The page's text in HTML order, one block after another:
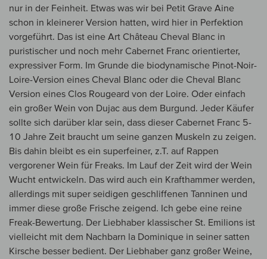
nur in der Feinheit. Etwas was wir bei Petit Grave Aine
schon in kleinerer Version hatten, wird hier in Perfektion
vorgeführt. Das ist eine Art Château Cheval Blanc in
puristischer und noch mehr Cabernet Franc orientierter,
expressiver Form. Im Grunde die biodynamische Pinot-Noir-
Loire-Version eines Cheval Blanc oder die Cheval Blanc
Version eines Clos Rougeard von der Loire. Oder einfach
ein großer Wein von Dujac aus dem Burgund. Jeder Käufer
sollte sich darüber klar sein, dass dieser Cabernet Franc 5-
10 Jahre Zeit braucht um seine ganzen Muskeln zu zeigen.
Bis dahin bleibt es ein superfeiner, z.T. auf Rappen
vergorener Wein für Freaks. Im Lauf der Zeit wird der Wein
Wucht entwickeln. Das wird auch ein Krafthammer werden,
allerdings mit super seidigen geschliffenen Tanninen und
immer diese große Frische zeigend. Ich gebe eine reine
Freak-Bewertung. Der Liebhaber klassischer St. Emilions ist
vielleicht mit dem Nachbarn la Dominique in seiner satten
Kirsche besser bedient. Der Liebhaber ganz großer Weine,